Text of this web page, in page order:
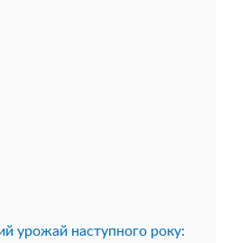
урожай наступного року: